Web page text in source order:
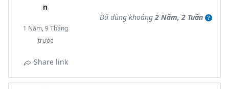
n
1 Năm, 9 Tháng
trước
Share link
Đã dùng khoảng 2 Năm, 2 Tuần